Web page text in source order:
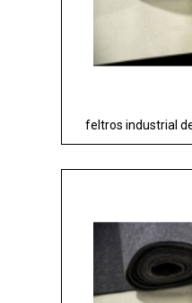
feltros industrial